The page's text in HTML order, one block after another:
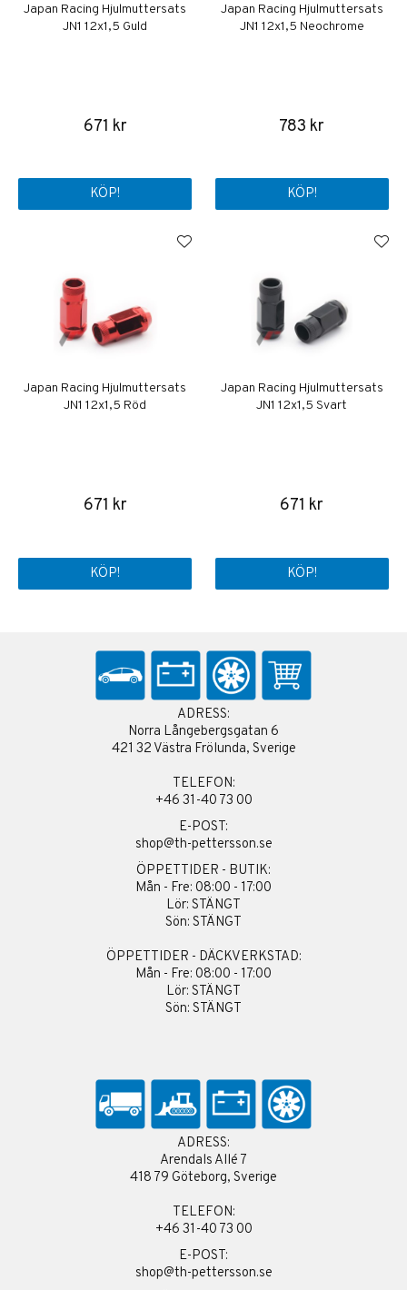
Japan Racing Hjulmuttersats
JN1 12x1,5 Guld
671 kr
KÖP!
Japan Racing Hjulmuttersats
JN1 12x1,5 Neochrome
783 kr
KÖP!
Japan Racing Hjulmuttersats
JN1 12x1,5 Röd
671 kr
KÖP!
Japan Racing Hjulmuttersats
JN1 12x1,5 Svart
671 kr
KÖP!
ADRESS:
Norra Långebergsgatan 6
421 32 Västra Frölunda, Sverige
TELEFON:
+46 31-40 73 00
E-POST:
shop@th-pettersson.se
ÖPPETTIDER - BUTIK:
Mån - Fre: 08:00 - 17:00
Lör: STÄNGT
Sön: STÄNGT
ÖPPETTIDER - DÄCKVERKSTAD:
Mån - Fre: 08:00 - 17:00
Lör: STÄNGT
Sön: STÄNGT
ADRESS:
Arendals Allé 7
418 79 Göteborg, Sverige
TELEFON:
+46 31-40 73 00
E-POST:
shop@th-pettersson.se